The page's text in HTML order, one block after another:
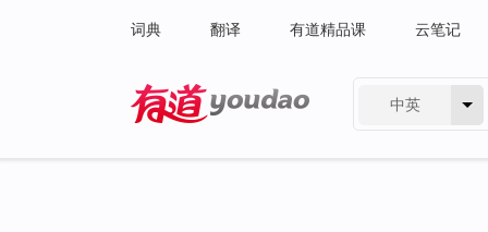
词典 翻译 有道精品课 云笔记
中英